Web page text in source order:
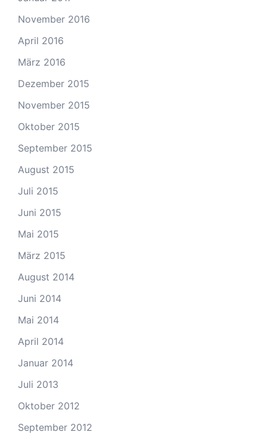
November 2016
April 2016
März 2016
Dezember 2015
November 2015
Oktober 2015
September 2015
August 2015
Juli 2015
Juni 2015
Mai 2015
März 2015
August 2014
Juni 2014
Mai 2014
April 2014
Januar 2014
Juli 2013
Oktober 2012
September 2012